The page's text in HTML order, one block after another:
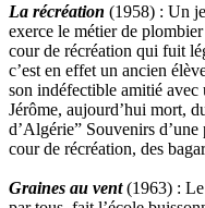
La récréation (1958) : Un
exerce le métier de
cour de récréation qui fuit
c’est en effet un ancien
son indéfectible amitié avec
Jérôme, aujourd’hui mort,
d’Algérie” Souvenirs
cour de récréation, des
Graines au vent(1963) : Le